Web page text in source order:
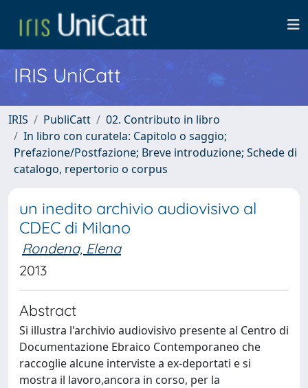
IRIS UniCatt
IRIS PubliCatt
02. Contributo in libro
In libro con curatela: Capitolo o saggio;
Prefazione/Postfazione; Breve introduzione; Schede di
catalogo, repertorio o corpus
un inedito archivio audiovisivo al
CDEC di Milano
Rondena, Elena
2013
Abstract
Si illustra l'archivio audiovisivo presente al Centro di
Documentazione Ebraico Contemporaneo che
raccoglie alcune interviste a ex-deportati e si
mostra il lavoro,ancora in corso, per la